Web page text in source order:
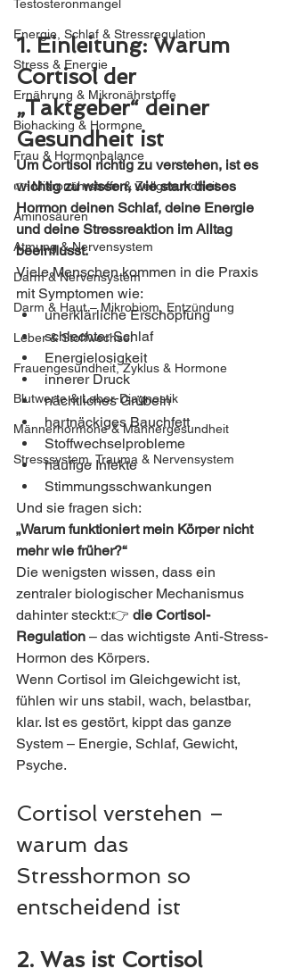
Testosteronmangel
Energie, Schlaf & Stressregulation
Stress & Energie
Ernährung & Mikronährstoffe
Biohacking & Hormone
Frau & Hormonbalance
👉 Mikronährstoffe & Zellgesundheit
Aminosäuren
Atmung & Nervensystem
Darm & Nervensystem
Darm & Haut – Mikrobiom, Entzündung
Leber & Stoffwechsel
Frauengesundheit, Zyklus & Hormone
Blutwerte & Labor-Diagnostik
Männerhormone & Männergesundheit
Stresssystem, Trauma & Nervensystem
1. Einleitung: Warum
Cortisol der
„Taktgeber“ deiner
Gesundheit ist
Um Cortisol richtig zu verstehen, ist es
wichtig zu wissen, wie stark dieses
Hormon deinen Schlaf, deine Energie
und deine Stressreaktion im Alltag
beeinflusst.
Viele Menschen kommen in die Praxis
mit Symptomen wie:
unerklärliche Erschöpfung
schlechter Schlaf
Energielosigkeit
innerer Druck
nächtliches Grübeln
hartnäckiges Bauchfett
Stoffwechselprobleme
häufige Infekte
Stimmungsschwankungen
Und sie fragen sich:
„Warum funktioniert mein Körper nicht
mehr wie früher?“
Die wenigsten wissen, dass ein
zentraler biologischer Mechanismus
dahinter steckt:👉 die Cortisol-
Regulation – das wichtigste Anti-Stress-
Hormon des Körpers.
Wenn Cortisol im Gleichgewicht ist,
fühlen wir uns stabil, wach, belastbar,
klar. Ist es gestört, kippt das ganze
System – Energie, Schlaf, Gewicht,
Psyche.
Cortisol verstehen –
warum das
Stresshormon so
entscheidend ist
2. Was ist Cortisol